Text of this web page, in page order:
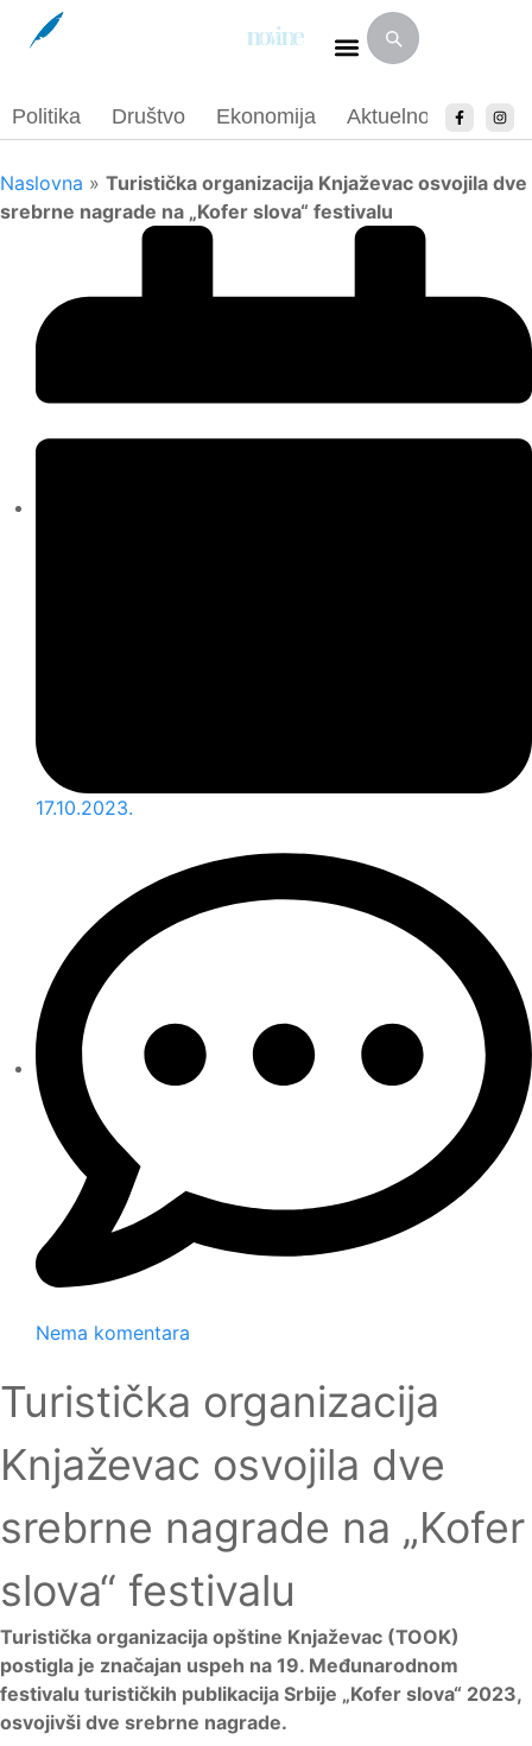
Politika Društvo Ekonomija Aktuelnosti Sport
Naslovna » Turistička organizacija Knjaževac osvojila dve
srebrne nagrade na „Kofer slova“ festivalu
17.10.2023.
Nema komentara
Turistička organizacija
Knjaževac osvojila dve
srebrne nagrade na „Kofer
slova“ festivalu
Turistička organizacija opštine Knjaževac (TOOK)
postigla je značajan uspeh na 19. Međunarodnom
festivalu turističkih publikacija Srbije „Kofer slova“ 2023,
osvojivši dve srebrne nagrade.